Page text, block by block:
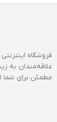
فروشگاه
علاقه‌مندان به
مطمئن برای شما